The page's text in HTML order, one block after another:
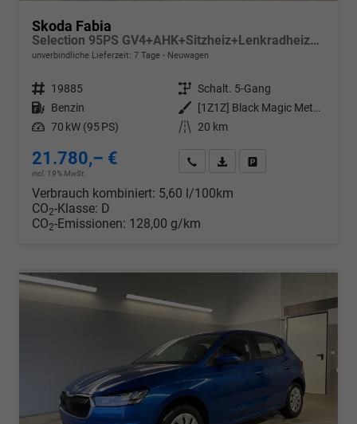
Skoda Fabia
Selection 95PS GV4+AHK+Sitzheiz+Lenkradheiz+Climatronic+Tempomat+PDC
unverbindliche Lieferzeit: 7 Tage Neuwagen
Fahrzeugnr. 19885 Getriebe Schalt. 5-Gang
Kraftstoff Benzin Außenfarbe
[1Z1Z] Black Magic Metallic
Leistung 70 kW (95 PS) Kilometerstand 20 km
21.780,– €
incl. 19% MwSt.
Wir rufen Sie anPDF-Datei, Fahrzeugexposé
Verbrauch kombiniert: 5,60 l/100km
CO2-Klasse: D
CO2-Emissionen: 128,00 g/km